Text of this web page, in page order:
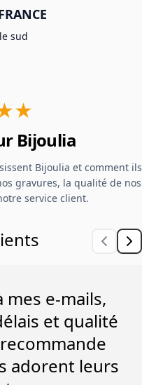
sud
Bijoulia
Bijoulia et comment ils
gravures, la qualité de nos
service client.
mes e-mails,
et qualité
adorent leurs